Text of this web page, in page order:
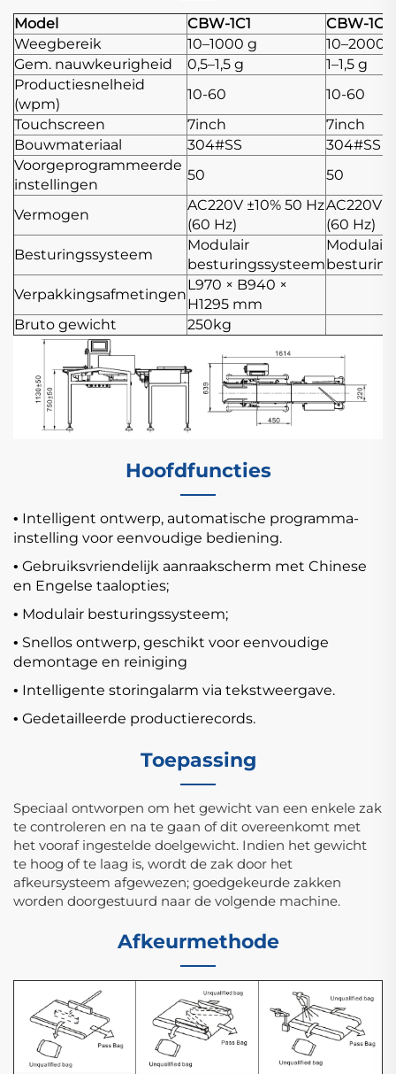
Model CBW-1C1
CBW-1C2
Weegbereik
10–1000 g
10–2000
Gem. nauwkeurigheid
0,5–1,5 g
1–1,5 g
Productiesnelheid
(wpm)
10-60
10-60
Touchscreen
7inch
7inch
Bouwmateriaal
304#SS
304#SS
Voorgeprogrammeerde
instellingen
50 50
Vermogen
AC220V ±10% 50 Hz
(60 Hz)
AC220V
(60 Hz)
Besturingssysteem
Modulair
besturingssysteem
Modulair
Verpakkingsafmetingen
L970 × B940 ×
H1295 mm
Bruto gewicht
250kg
Hoofdfuncties
• Intelligent ontwerp, automatische programma-
instelling voor eenvoudige bediening.
• Gebruiksvriendelijk aanraakscherm met Chinese
en Engelse taalopties;
• Modulair besturingssysteem;
• Snellos ontwerp, geschikt voor eenvoudige
demontage en reiniging
• Intelligente storingalarm via tekstweergave.
• Gedetailleerde productierecords.
Toepassing
Speciaal ontworpen om het gewicht van een enkele zak
te controleren en na te gaan of dit overeenkomt met
het vooraf ingestelde doelgewicht. Indien het gewicht
te hoog of te laag is, wordt de zak door het
afkeursysteem afgewezen; goedgekeurde zakken
worden doorgestuurd naar de volgende machine.
Afkeurmethode